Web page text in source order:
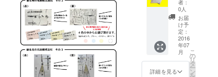
な仕事を田
端でしてい
ザイン
しま
す。
ガキ名
刺の中
の一つ
のデザ
イン100
枚セッ
トを送
らせて
頂きま
者：
0人
お届
け予
定：
2016
年07
月
詳細を見る
こ
の
リ
タ
ー
ン